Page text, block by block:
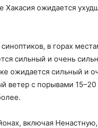
Хакасия ожидается
в горах
сильный и очень
ожидается сильный и
ветер с порывами
включая